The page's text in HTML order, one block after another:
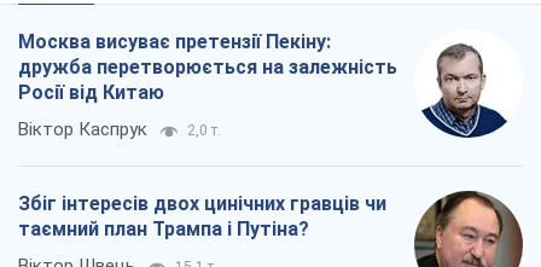
Москва висуває претензії Пекіну:
дружба перетворюється на залежність
Росії від Китаю
Віктор Каспрук 2,0 т.
Збіг інтересів двох цинічних гравців чи
таємний план Трампа і Путіна?